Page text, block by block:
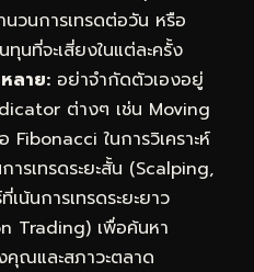
นวนการเทรดต่อวัน หรือ
นที่จะเสี่ยงในแต่ละครั้ง
ลาย: อย่าจำกัดตัวเองอยู่
ต่างๆ เช่น Moving
Fibonacci ในการวิเคราะห์
รเทรดระยะสั้น (Scalping,
น้นการเทรดระยะยาว
Trading) เพื่อค้นหา
คุณและสภาวะตลาด